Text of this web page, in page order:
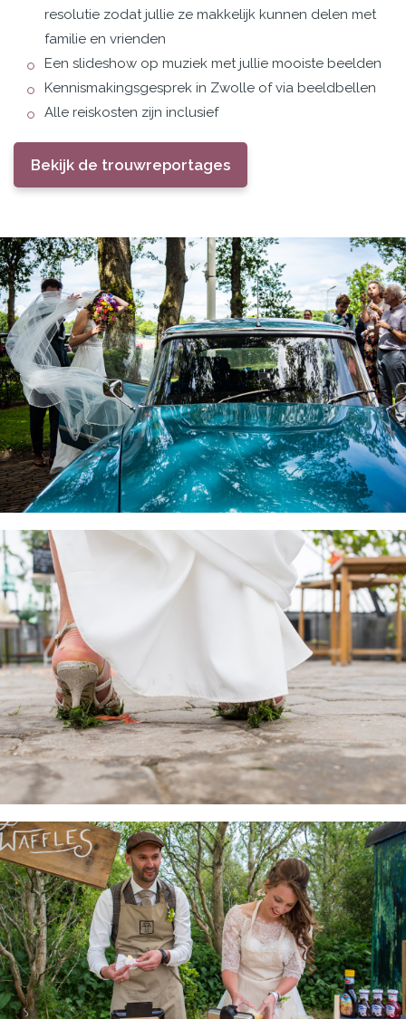
resolutie zodat jullie ze makkelijk kunnen delen met
familie en vrienden
Een slideshow op muziek met jullie mooiste beelden
Kennismakingsgesprek in Zwolle of via beeldbellen
Alle reiskosten zijn inclusief
Bekijk de trouwreportages